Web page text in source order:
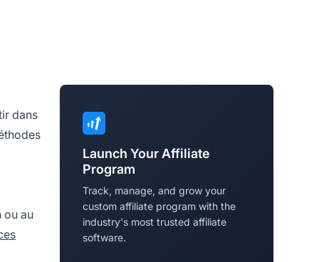
dans
ou au
Launch Your Affiliate
Program
Track, manage, and grow your
custom affiliate program with the
industry's most trusted affiliate
software.